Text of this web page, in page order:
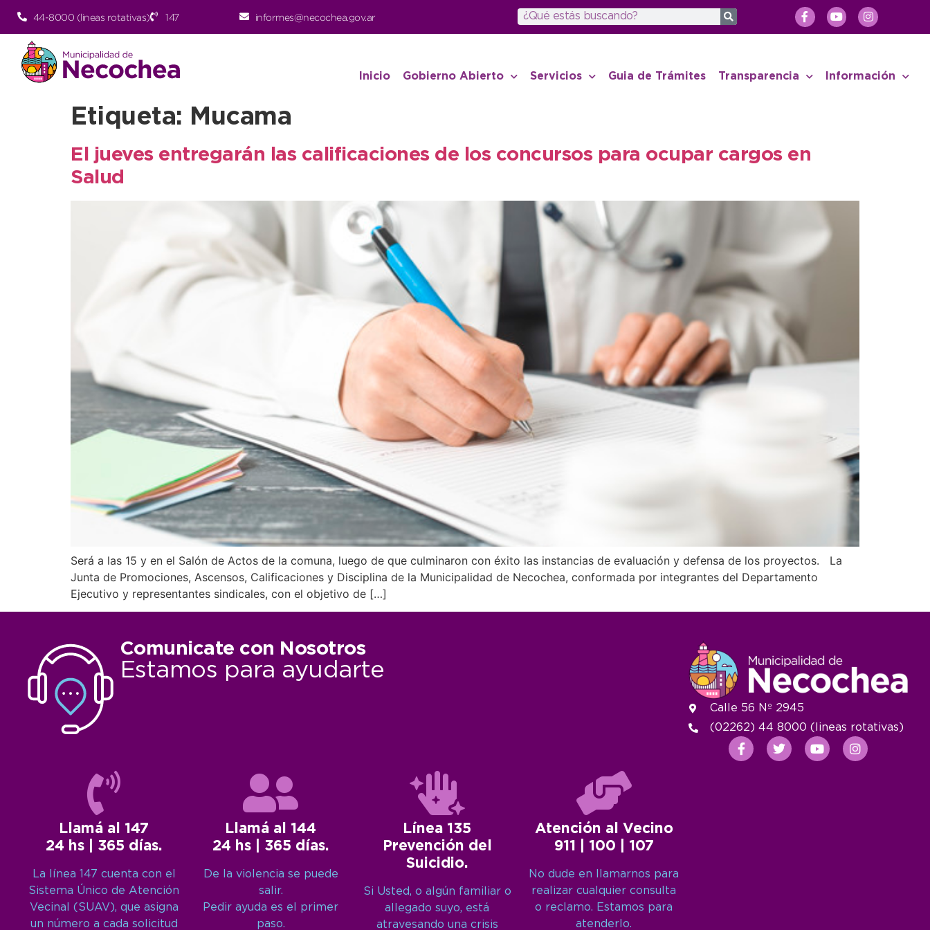
44-8000 (lineas rotativas) 147 informes@necochea.gov.ar
Inicio Gobierno Abierto Servicios Guia de Trámites Transparencia Información
Etiqueta: Mucama
El jueves entregarán las calificaciones de los concursos para ocupar cargos en
Salud
Será a las 15 y en el Salón de Actos de la comuna, luego de que culminaron con éxito las instancias de evaluación y defensa de los proyectos. La
Junta de Promociones, Ascensos, Calificaciones y Disciplina de la Municipalidad de Necochea, conformada por integrantes del Departamento
Ejecutivo y representantes sindicales, con el objetivo de […]
Comunicate con Nosotros
Estamos para ayudarte
Llamá al 147
24 hs | 365 días.
La línea 147 cuenta con el
Sistema Único de Atención
Vecinal (SUAV), que asigna
un número a cada solicitud
Llamá al 144
24 hs | 365 días.
De la violencia se puede
salir.
Pedir ayuda es el primer
paso.
Línea 135
Prevención del
Suicidio.
Si Usted, o algún familiar o
allegado suyo, está
atravesando una crisis
Atención al Vecino
911 | 100 | 107
No dude en llamarnos para
realizar cualquier consulta
o reclamo. Estamos para
atenderlo.
Calle 56 Nº 2945
(02262) 44 8000 (lineas rotativas)